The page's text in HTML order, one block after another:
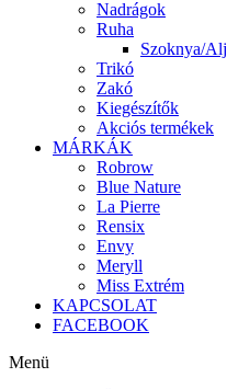
Nadrágok
Ruha
Szoknya/Alj
Trikó
Zakó
Kiegészítők
Akciós termékek
MÁRKÁK
Robrow
Blue Nature
La Pierre
Rensix
Envy
Meryll
Miss Extrém
KAPCSOLAT
FACEBOOK
Menü